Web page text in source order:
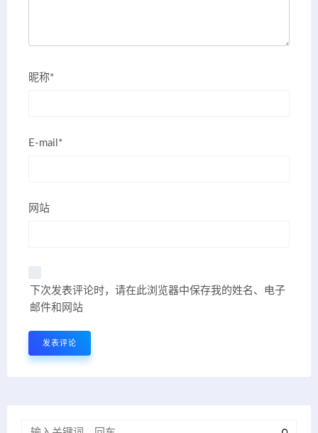
昵称*
E-mail*
网站
下次发表评论时，请在此浏览器中保存我的姓名、电子
邮件和网站